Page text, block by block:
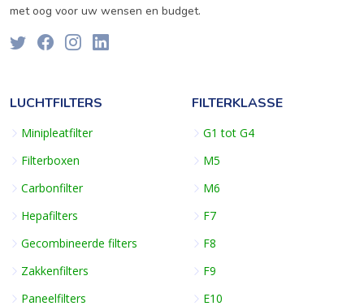
met oog voor uw wensen en budget.
LUCHTFILTERS
Minipleatfilter
Filterboxen
Carbonfilter
Hepafilters
Gecombineerde filters
Zakkenfilters
Paneelfilters
FILTERKLASSE
G1 tot G4
M5
M6
F7
F8
F9
E10